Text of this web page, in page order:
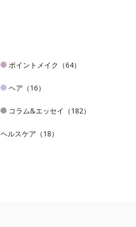
ポイントメイク（64）
ヘア（16）
コラム&エッセイ（182）
ヘルスケア（18）